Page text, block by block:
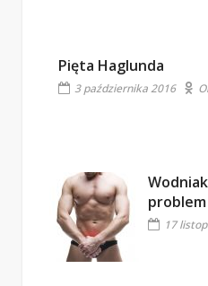
Pięta Haglunda
3 października 2016
17